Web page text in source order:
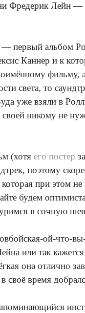
Фредерик Лейн —
— первый альбом
Каннер и к
фильму,
света, то
уже взяли в
своей никому не
(хотя его постер
поэтому
при этом
будем
в сочную
ой-что-
или так
она отлично
своё время